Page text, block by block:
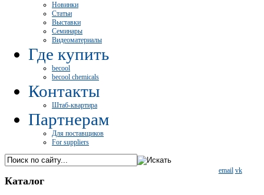
Новинки
Статьи
Выставки
Семинары
Видеоматериалы
Где купить
becool
becool chemicals
Контакты
Штаб-квартира
Партнерам
Для поставщиков
For suppliers
email vk
Каталог